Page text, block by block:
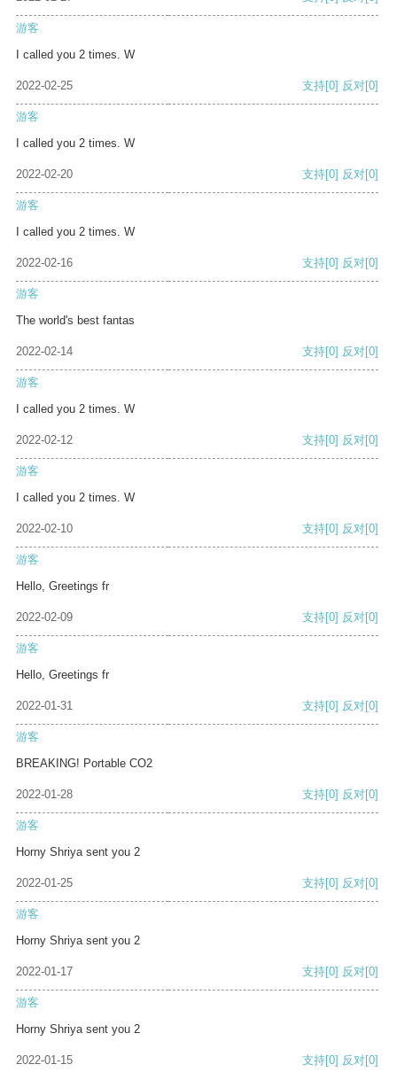
游客
I called you 2 times. W
2022-02-25 支持[0] 反对[0]
游客
I called you 2 times. W
2022-02-20 支持[0] 反对[0]
游客
I called you 2 times. W
2022-02-16 支持[0] 反对[0]
游客
The world's best fantas
2022-02-14 支持[0] 反对[0]
游客
I called you 2 times. W
2022-02-12 支持[0] 反对[0]
游客
I called you 2 times. W
2022-02-10 支持[0] 反对[0]
游客
Hello, Greetings fr
2022-02-09 支持[0] 反对[0]
游客
Hello, Greetings fr
2022-01-31 支持[0] 反对[0]
游客
BREAKING! Portable CO2
2022-01-28 支持[0] 反对[0]
游客
Horny Shriya sent you 2
2022-01-25 支持[0] 反对[0]
游客
Horny Shriya sent you 2
2022-01-17 支持[0] 反对[0]
游客
Horny Shriya sent you 2
2022-01-15 支持[0] 反对[0]